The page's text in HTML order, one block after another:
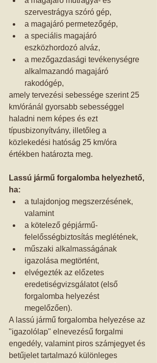
szervestrágya szóró gép,
a magajáró permetezőgép,
a speciális magajáró
eszközhordozó alváz,
a mezőgazdasági tevékenységre
alkalmazandó magajáró
rakodógép,
amely tervezési sebessége szerint 25
km/óránál gyorsabb sebességgel
haladni nem képes és ezt
típusbizonyítvány, illetőleg a
közlekedési hatóság 25 km/óra
értékben határozta meg.
Lassú jármű forgalomba helyezhető,
ha:
a tulajdonjog megszerzésének,
valamint
a kötelező gépjármű-
felelősségbiztosítás meglétének,
műszaki alkalmasságának
igazolása megtörtént,
elvégezték az előzetes
eredetiségvizsgálatot (első
forgalomba helyezést
megelőzően).
A lassú jármű forgalomba helyezése az
"igazolólap" elnevezésű forgalmi
engedély, valamint piros számjegyet és
betűjelet tartalmazó különleges